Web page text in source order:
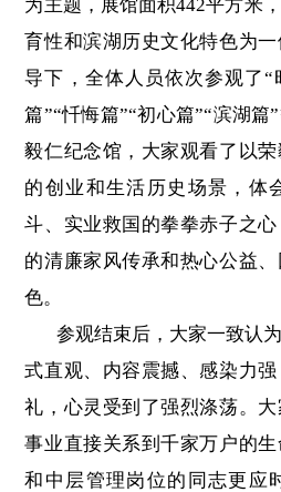
为主题，展馆面积442平方米
育性和滨湖历史文化特色为一
导下，全体人员依次参观了“
篇”“忏悔篇”“初心篇”“滨湖
毅仁纪念馆，大家观看了以
的创业和生活历史场景，体
斗、实业救国的拳拳赤子之
的清廉家风传承和热心公益
色。
参观结束后，大家一致认为
式直观、内容震撼、感染力
礼，心灵受到了强烈涤荡。
事业直接关系到千家万户的
和中层管理岗位的同志更应